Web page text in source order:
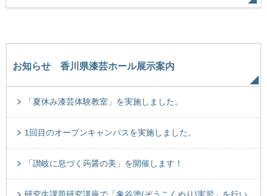
お知らせ 香川県漆芸ホール展示案内
「夏休み漆芸体験教室」を実施しました。
1回目のオープンキャンパスを実施しました。
「讃岐に息づく蒟醤の美」を開催します！